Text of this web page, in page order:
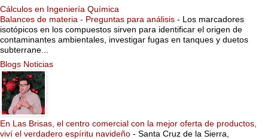
Cálculos en Ingeniería Química
Balances de materia - Preguntas para análisis - Los marcadores
isotópicos en los compuestos sirven para identificar el origen de
contaminantes ambientales, investigar fugas en tanques y duetos
subterrane...
Blogs Noticias
En Las Brisas, el centro comercial con la mejor oferta de productos,
viví el verdadero espíritu navideño - Santa Cruz de la Sierra,